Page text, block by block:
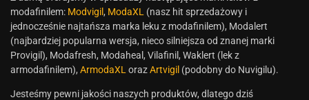
modafinilem: Modvigil, ModaXL (nasz hit sprzedażowy i
jednocześnie najtańsza marka leku z modafinilem), Modalert
(najbardziej popularna wersja, nieco silniejsza od znanej marki
Provigil), Modafresh, Modaheal, Vilafinil, Waklert (lek z
armodafinilem), ArmodaXL orazArtvigil (podobny do Nuvigilu).
Jesteśmy pewni jakości naszych produktów, dlatego dziś